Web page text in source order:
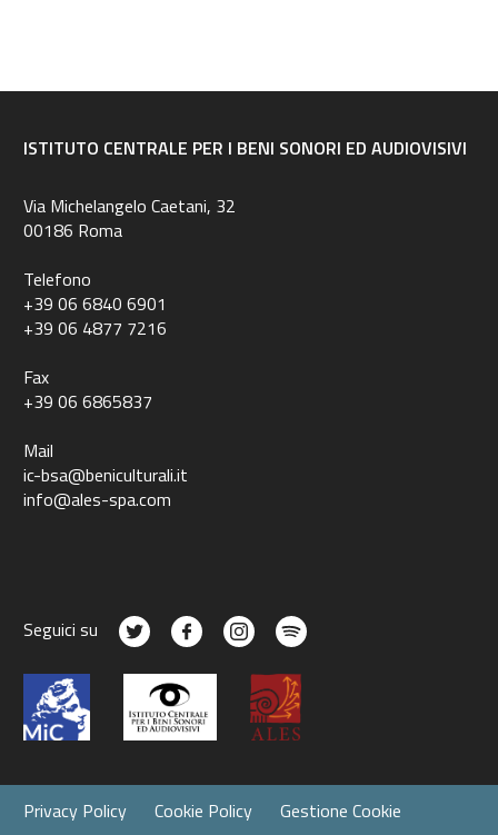
ISTITUTO CENTRALE PER I BENI SONORI ED AUDIOVISIVI
Via Michelangelo Caetani, 32
00186 Roma
Telefono
+39 06 6840 6901
+39 06 4877 7216
Fax
+39 06 6865837
Mail
ic-bsa@beniculturali.it
info@ales-spa.com
Seguici su
Privacy Policy Cookie Policy Gestione Cookie